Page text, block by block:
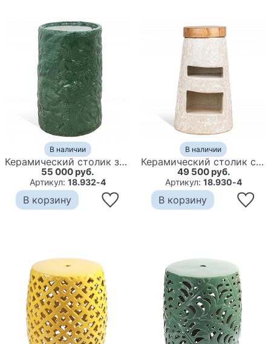
В наличии
Керамический столик зеленый "Цилиндр"
55 000 руб.
Артикул: 18.932-4
В корзину
В наличии
Керамический столик с деревянной столешницей "Пешка"
49 500 руб.
Артикул: 18.930-4
В корзину